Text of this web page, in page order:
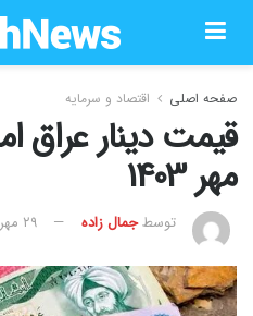
صفحه اصلی اقتصاد و سرمایه
مهر 1403
توسطجمال زاده ۲۹ مهر ۱۴۰۳